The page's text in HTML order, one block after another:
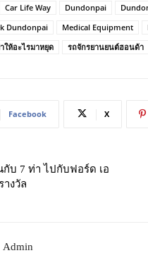
Car Life Way Dundonpai
Dundonpai Medical Equipment
ให้อะไรมาหยุด รถจักรยานยนต์ฮอนด้า
Facebook X
บ 7 ท่า ไปกับฟอร์ด เอ
างวัล
Admin